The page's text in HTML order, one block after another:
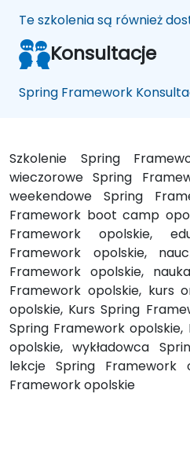
wiedzę
innym
więcej
Te szkolenia są również
Konsultacje
Spring Framework
Szkolenie Spring
wieczorowe Spring
weekendowe Spring
Framework boot camp
Framework opolskie,
Framework opolskie,
Framework opolskie,
Framework opolskie, kurs
opolskie, Kurs Spring
Spring Framework
opolskie, wykładowca
lekcje Spring Framework
Framework opolskie